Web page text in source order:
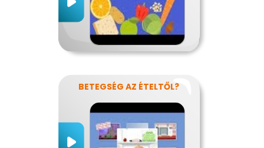
BETEGSÉG AZ ÉTELTŐL?